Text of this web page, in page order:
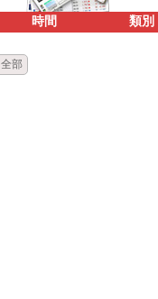
時間 類別
全部